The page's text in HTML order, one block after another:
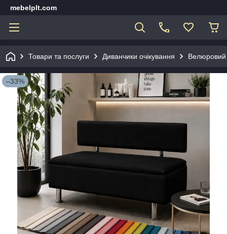
mebelplt.com
Товари та послуги Диванчики очікування Велюровий
–33%